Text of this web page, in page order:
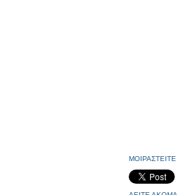
ΜΟΙΡΑΣΤΕΙΤΕ